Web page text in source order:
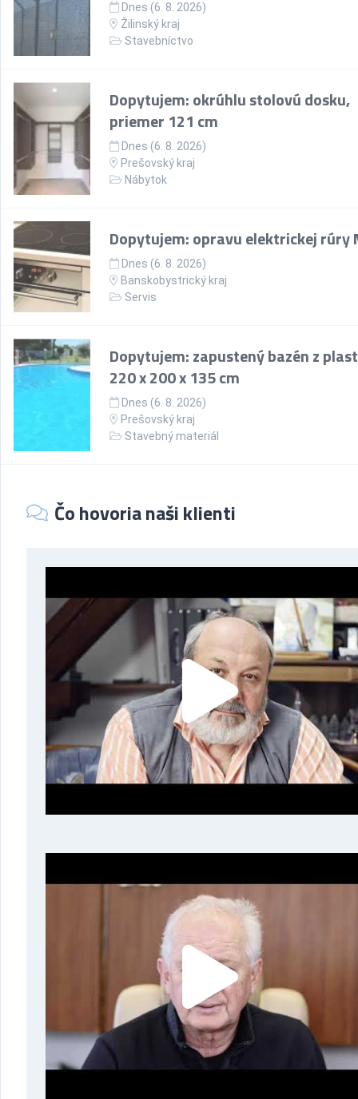
Dnes (6. 8. 2026)
Žilinský kraj
Stavebníctvo
Dopytujem: okrúhlu stolovú dosku,
priemer 121 cm
Dnes (6. 8. 2026)
Prešovský kraj
Nábytok
Dopytujem: opravu elektrickej rúry
Dnes (6. 8. 2026)
Banskobystrický kraj
Servis
Dopytujem: zapustený bazén z
220 x 200 x 135 cm
Dnes (6. 8. 2026)
Prešovský kraj
Stavebný materiál
Čo hovoria naši klienti